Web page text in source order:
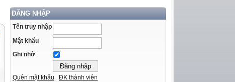
ĐĂNG NHẬP
Tên truy nhập
Mật khẩu
Ghi nhớ
Quên mật khẩu ĐK thành viên